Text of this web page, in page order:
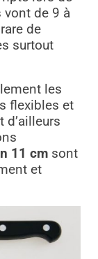
vont de 9 à
de
surtout
les
flexibles et
11 cmsont
et